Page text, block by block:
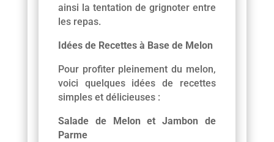
ainsi la tentation de grignoter entre
les repas.
Idées de Recettes à Base de Melon
Pour profiter pleinement du melon,
voici quelques idées de recettes
simples et délicieuses :
Salade de Melon et Jambon de
Parme